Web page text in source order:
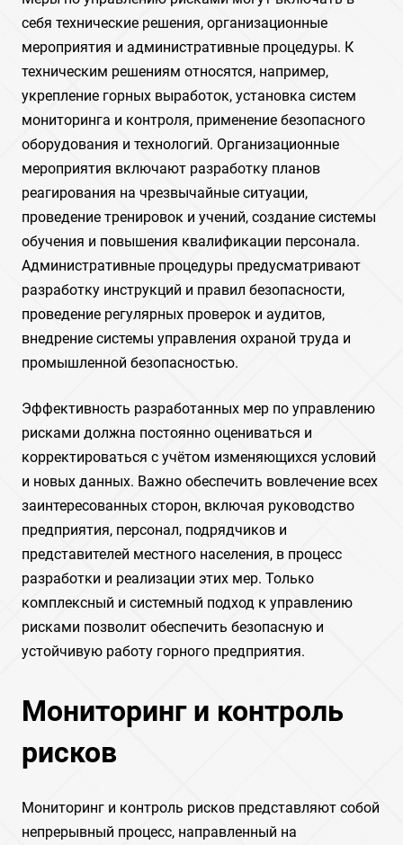
себя технические решения, организационные
мероприятия и административные процедуры. К
техническим решениям относятся, например,
укрепление горных выработок, установка систем
мониторинга и контроля, применение безопасного
оборудования и технологий. Организационные
мероприятия включают разработку планов
реагирования на чрезвычайные ситуации,
проведение тренировок и учений, создание системы
обучения и повышения квалификации персонала.
Административные процедуры предусматривают
разработку инструкций и правил безопасности,
проведение регулярных проверок и аудитов,
внедрение системы управления охраной труда и
промышленной безопасностью.
Эффективность разработанных мер по управлению
рисками должна постоянно оцениваться и
корректироваться с учётом изменяющихся условий
и новых данных. Важно обеспечить вовлечение всех
заинтересованных сторон, включая руководство
предприятия, персонал, подрядчиков и
представителей местного населения, в процесс
разработки и реализации этих мер. Только
комплексный и системный подход к управлению
рисками позволит обеспечить безопасную и
устойчивую работу горного предприятия.
Мониторинг и контроль
рисков
Мониторинг и контроль рисков представляют собой
непрерывный процесс, направленный на